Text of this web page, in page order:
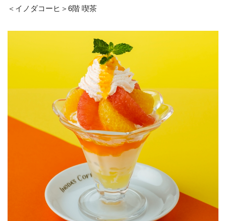
＜イノダコーヒ＞6階 喫茶